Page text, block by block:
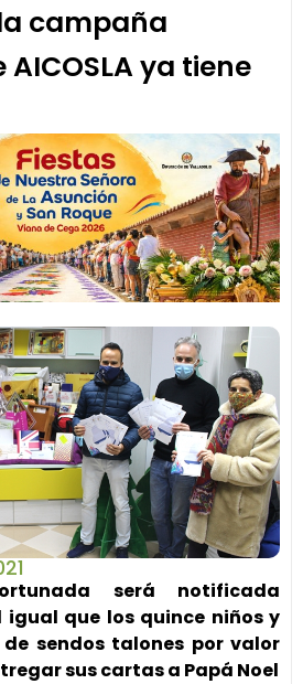
campaña
ya tiene
será notificada
que los quince niños y
sendos talones por valor
sus cartas a Papá Noel